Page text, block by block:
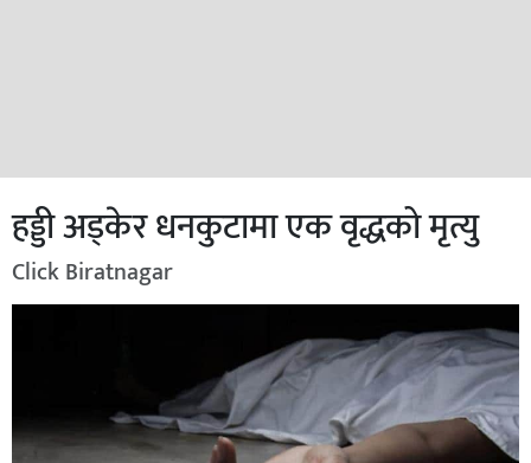
हड्डी अड्केर धनकुटामा एक वृद्धको मृत्यु
Click Biratnagar